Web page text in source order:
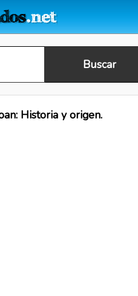
Historia y origen.